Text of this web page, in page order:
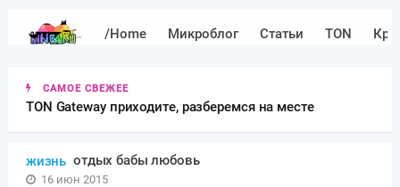
/Home Микроблог Статьи TON
САМОЕ СВЕЖЕЕ
TON Gateway приходите, разберемся на месте
жизнь отдых бабы любовь
16 июн 2015